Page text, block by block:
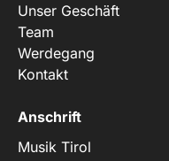
Unser Geschäft
Team
Werdegang
Kontakt
Anschrift
Musik Tirol